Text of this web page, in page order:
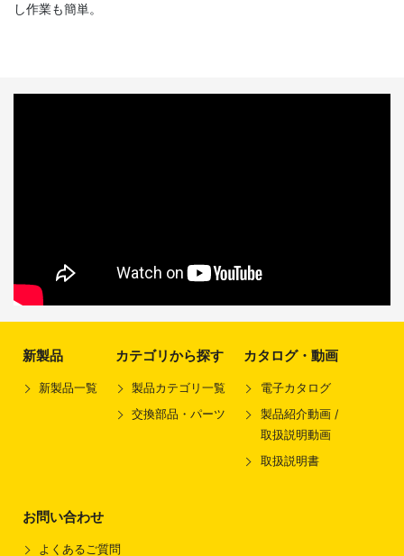
し作業も簡単。
新製品
新製品一覧
カテゴリから探す
製品カテゴリ一覧
交換部品・パーツ
カタログ・動画
電子カタログ
製品紹介動画 /
取扱説明動画
取扱説明書
お問い合わせ
よくあるご質問